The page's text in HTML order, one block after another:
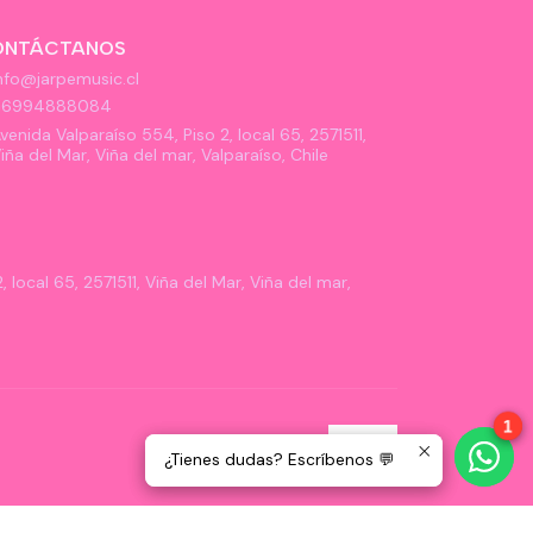
Valparaíso 554, Piso 2, local 65, 2571511,
del Mar, Viña del mar, Valparaíso, Chile
65, 2571511, Viña del Mar, Viña del mar,
¿Tienes dudas? Escríbenos 💬
¿Tienes dudas? Escríbenos 💬
1
1